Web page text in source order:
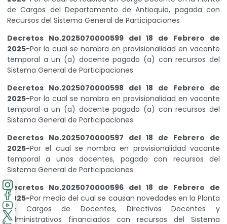
de Cargos del Departamento de Antioquia, pagada con
Recursos del Sistema General de Participaciones
Decretos No.2025070000599 del 18 de Febrero de
2025-Por la cual se nombra en provisionalidad en vacante
temporal a un (a) docente pagado (a) con recursos del
Sistema General de Participaciones
Decretos No.2025070000598 del 18 de Febrero de
2025-Por la cual se nombra en provisionalidad en vacante
temporal a un (a) docente pagado (a) con recursos del
Sistema General de Participaciones
Decretos No.2025070000597 del 18 de Febrero de
2025-Por el cual se nombra en provisionalidad vacante
temporal a unos docentes, pagado con recursos del
Sistema General de Participaciones
Decretos No.2025070000596 del 18 de Febrero de
2025-Por medio del cual se causan novedades en la Planta
de Cargos de Docentes, Directivos Docentes y
Administrativos financiados con recursos del Sistema